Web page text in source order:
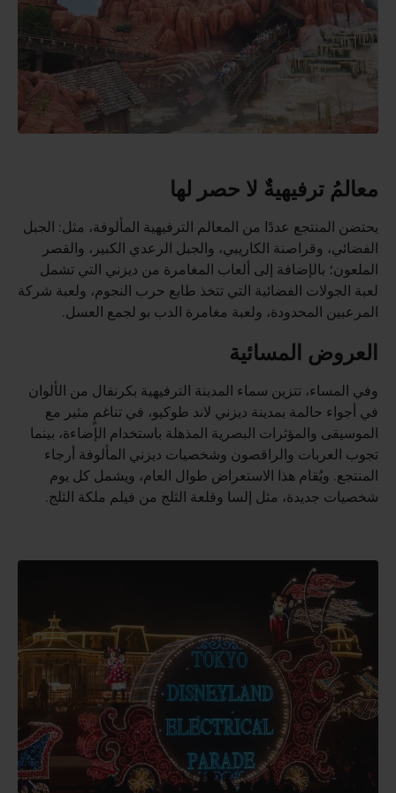
معالمُ ترفيهيةٌ لا حصر لها
يحتضن المنتجع عددًا من المعالم الترفيهية المألوفة، مثل: الجبل
الفضائي، وقراصنة الكاريبي، والجبل الرعدي الكبير، والقصر
الملعون؛ بالإضافة إلى ألعاب المغامرة من ديزني التي تشمل
لعبة الجولات الفضائية التي تتخذ طابع حرب النجوم، ولعبة شركة
المرعبين المحدودة، ولعبة مغامرة الدب بو لجمع العسل.
العروض المسائية
وفي المساء، تتزين سماء المدينة الترفيهية بكرنفال من الألوان
في أجواء حالمة بمدينة ديزني لاند طوكيو، في تناغمٍ مثير مع
الموسيقى والمؤثرات البصرية المذهلة باستخدام الإضاءة، بينما
تجوب العربات والراقصون وشخصيات ديزني المألوفة أرجاء
المنتجع. ويُقام هذا الاستعراض طوال العام، ويشمل كل يوم
شخصيات جديدة، مثل إلسا وقلعة الثلج من فيلم ملكة الثلج.